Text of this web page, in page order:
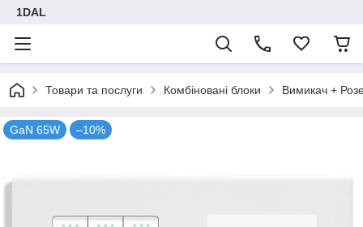
1DAL
Товари та послуги Комбіновані блоки Вимикач +
GaN 65W –10%